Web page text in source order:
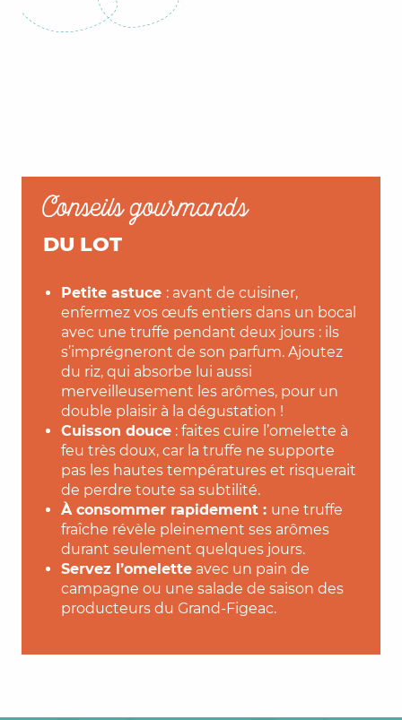
Conseils gourmands
DU LOT
Petite astuce : avant de cuisiner,
enfermez vos œufs entiers dans un bocal
avec une truffe pendant deux jours : ils
s’imprégneront de son parfum. Ajoutez
du riz, qui absorbe lui aussi
merveilleusement les arômes, pour un
double plaisir à la dégustation !
Cuisson douce : faites cuire l’omelette à
feu très doux, car la truffe ne supporte
pas les hautes températures et risquerait
de perdre toute sa subtilité.
À consommer rapidement : une truffe
fraîche révèle pleinement ses arômes
durant seulement quelques jours.
Servez l’omelette avec un pain de
campagne ou une salade de saison des
producteurs du Grand-Figeac.